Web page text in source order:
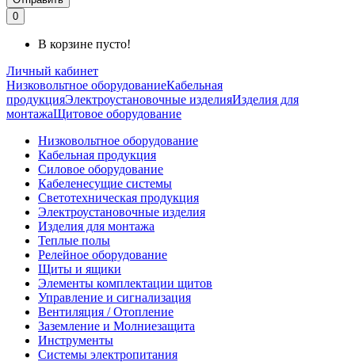
0
В корзине пусто!
Личный кабинет
Низковольтное оборудованиеКабельная
продукцияЭлектроустановочные изделияИзделия для
монтажаЩитовое оборудование
Низковольтное оборудование
Кабельная продукция
Силовое оборудование
Кабеленесущие системы
Светотехническая продукция
Электроустановочные изделия
Изделия для монтажа
Теплые полы
Релейное оборудование
Щиты и ящики
Элементы комплектации щитов
Управление и сигнализация
Вентиляция / Отопление
Заземление и Молниезащита
Инструменты
Системы электропитания